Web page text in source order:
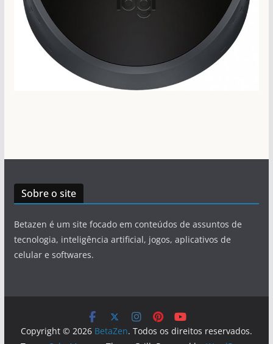
Sobre o site
Betazen é um site focado em conteúdos de assuntos de
tecnologia, inteligência artificial, jogos, aplicativos de
celular e softwares.
Copyright © 2026 BetaZen. Todos os direitos reservados.